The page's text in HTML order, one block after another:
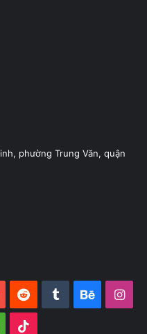
phường Trung Văn, quận
RedditTumblrBehance